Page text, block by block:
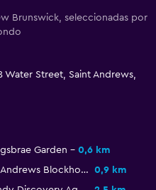
Brunswick, seleccionadas por
Street, Saint Andrews,
Garden
0,6 km
St. Andrews Blockhouse
0,9 km